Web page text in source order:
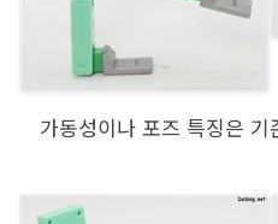
가동성이나 포즈 특징은